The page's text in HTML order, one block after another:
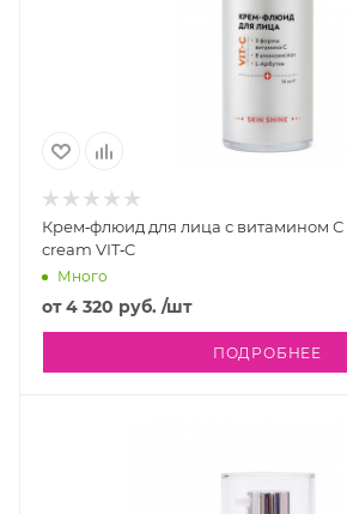
Крем‐флюид для лица с витамином
cream VIT‐C
Много
от4 320 руб. /шт
ПОДРОБНЕЕ